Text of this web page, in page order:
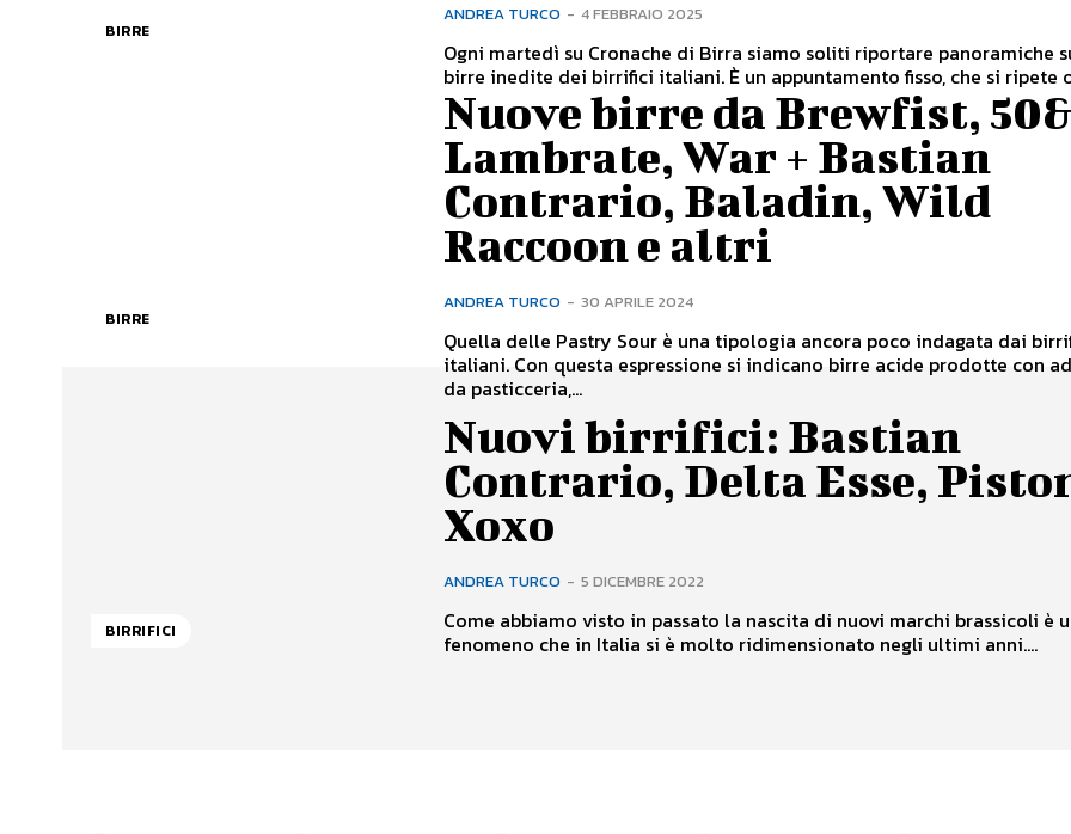
BIRRE
ANDREA TURCO - 4 FEBBRAIO 2025
Ogni martedì su Cronache di Birra siamo soliti riportare panoramiche
birre inedite dei birrifici italiani. È un appuntamento fisso, che si ripete
BIRRE
Nuove birre da Brewfist,
Lambrate, War + Bastian
Contrario, Baladin, Wild
Raccoon e altri
ANDREA TURCO - 30 APRILE 2024
Quella delle Pastry Sour è una tipologia ancora poco indagata dai
italiani. Con questa espressione si indicano birre acide prodotte con
da pasticceria,...
BIRRIFICI
Nuovi birrifici: Bastian
Contrario, Delta Esse,
Xoxo
ANDREA TURCO - 5 DICEMBRE 2022
Come abbiamo visto in passato la nascita di nuovi marchi brassicoli è
fenomeno che in Italia si è molto ridimensionato negli ultimi anni....